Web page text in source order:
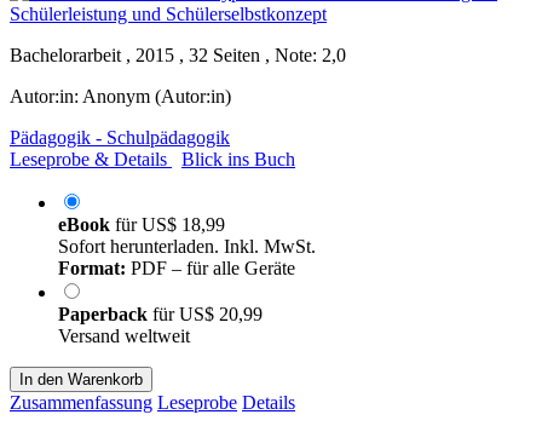
Bachelorarbeit , 2015 , 32 Seiten , Note: 2,0
Autor:in: Anonym (Autor:in)
Pädagogik - Schulpädagogik
Leseprobe & Details
Blick ins Buch
eBook fürUS$ 18,99
Sofort herunterladen. Inkl. MwSt.
Format: PDF – für alle Geräte
Paperback fürUS$ 20,99
Versand weltweit
In den Warenkorb
Zusammenfassung Leseprobe Details